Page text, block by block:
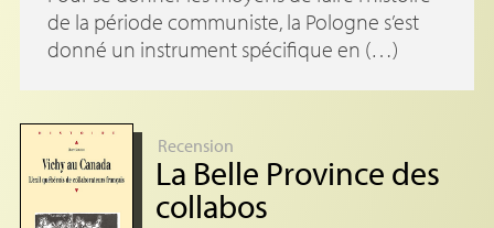
de la période communiste, la Pologne s’est
donné un instrument spécifique en (…)
Recension
La Belle Province des
collabos